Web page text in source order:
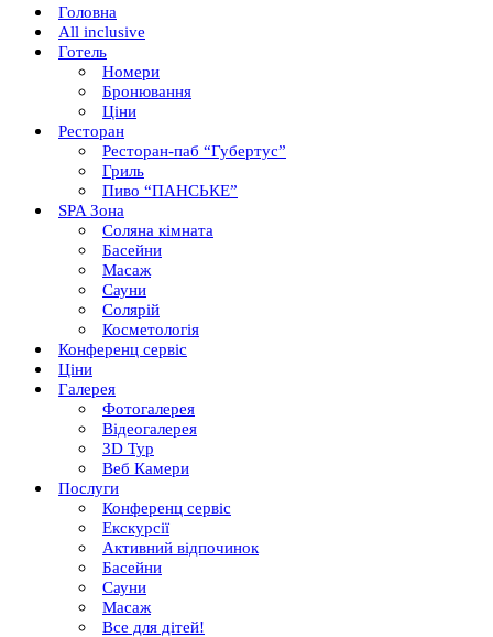
Головна
All inclusive
Готель
Номери
Бронювання
Ціни
Ресторан
Ресторан-паб “Губертус”
Гриль
Пиво “ПАНСЬКЕ”
SPA Зона
Соляна кімната
Басейни
Масаж
Сауни
Солярій
Косметологія
Конференц сервіс
Ціни
Галерея
Фотогалерея
Відеогалерея
3D Тур
Веб Камери
Послуги
Конференц сервіс
Екскурсії
Активний відпочинок
Басейни
Сауни
Масаж
Все для дітей!